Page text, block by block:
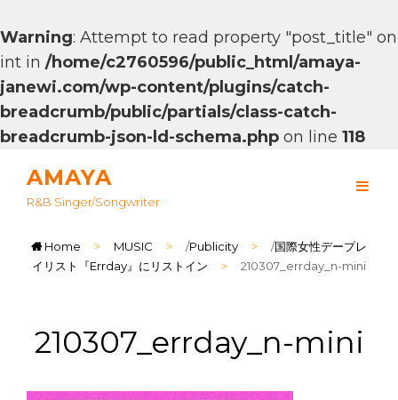
Warning: Attempt to read property "post_title" on
int in /home/c2760596/public_html/amaya-
janewi.com/wp-content/plugins/catch-
breadcrumb/public/partials/class-catch-
breadcrumb-json-ld-schema.php on line 118
AMAYA
R&B Singer/songwriter
Home > MUSIC > /Publicity > /国際女性デープレ
イリスト『Errday』にリストイン
> 210307_errday_n-mini
210307_errday_n-mini